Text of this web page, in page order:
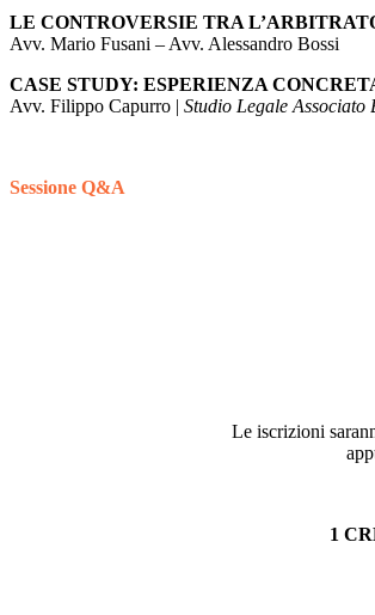
LE CONTROVERSIE TRA
Avv. Mario Fusani – Avv. Alessandro Bossi
CASE STUDY: ESPERIENZA
Avv. Filippo Capurro | Studio Legale Associato
Sessione Q&A
Le iscrizioni
1